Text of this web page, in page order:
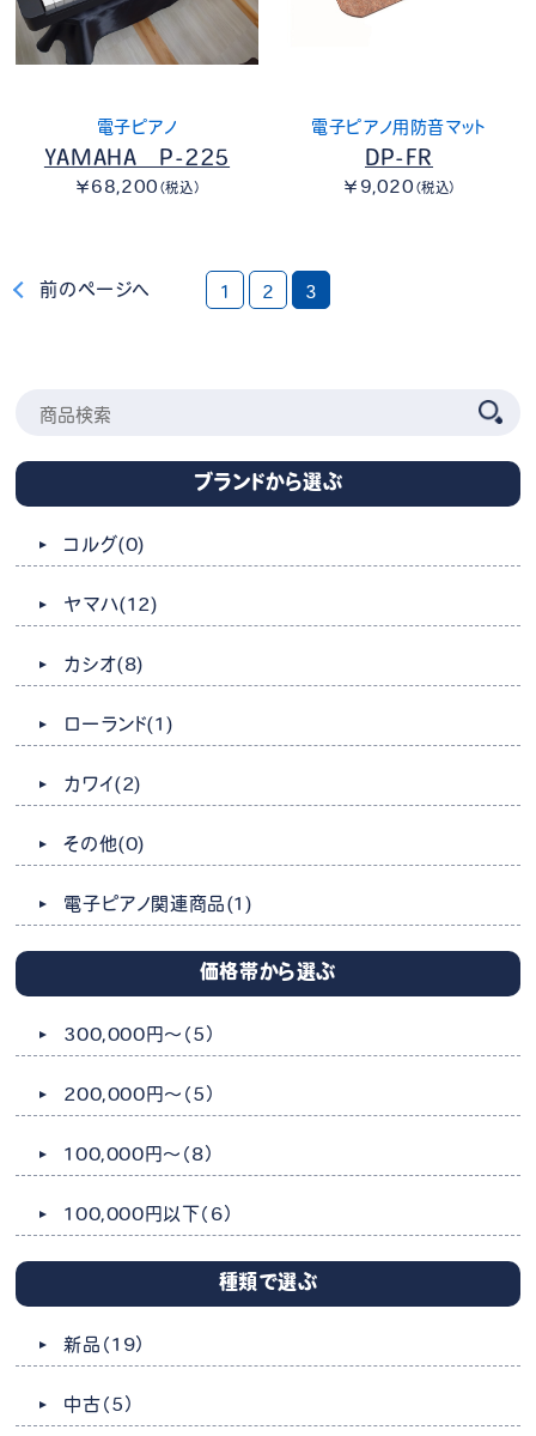
ブランドから選ぶ
コルグ(0)
ヤマハ(12)
カシオ(8)
ローランド(1)
カワイ(2)
その他(0)
電子ピアノ関連商品 (1)
価格帯から選ぶ
300,000円～ （5）
200,000円～ （5）
100,000円～ （8）
100,000円以下 （6）
種類で選ぶ
新品 （19）
中古 （5）
電子ピアノ
YAMAHA P-225
￥68,200 （税込）
電子ピアノ用防音マット
DP-FR
￥9,020 （税込）
前のページへ 1 2 3